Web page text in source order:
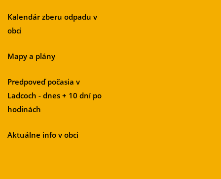
Kalendár zberu odpadu v
obci
Mapy a plány
Predpoveď počasia v
Ladcoch - dnes + 10 dní po
hodinách
Aktuálne info v obci